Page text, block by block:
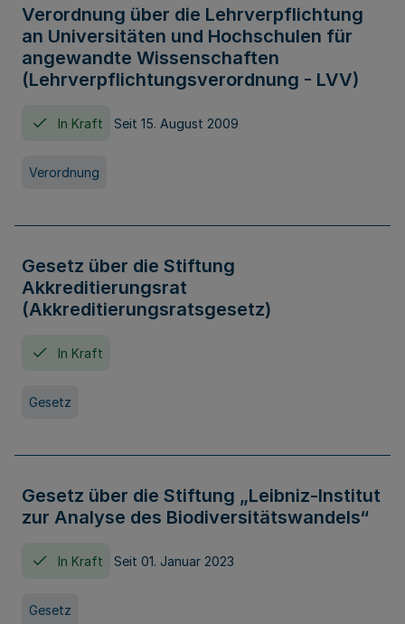
Verordnung über die Lehrverpflichtung
an Universitäten und Hochschulen für
angewandte Wissenschaften
(Lehrverpflichtungsverordnung - LVV)
In Kraft Seit 15. August 2009
Verordnung
Gesetz über die Stiftung
Akkreditierungsrat
(Akkreditierungsratsgesetz)
In Kraft
Gesetz
Gesetz über die Stiftung „Leibniz-Institut
zur Analyse des Biodiversitätswandels“
In Kraft Seit 01. Januar 2023
Gesetz